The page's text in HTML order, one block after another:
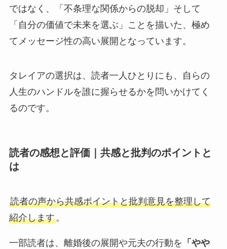
ではなく、「不条理な関係からの脱却」そして
「自分の価値で未来を選ぶ」ことを描いた、極め
てメッセージ性の高い展開となっています。
タレイアの選択は、読者一人ひとりにも、自らの
人生のハンドルを誰に握らせるかを問いかけてく
るのです。
読者の感想と評価｜共感と批判のポイントと
は
読者の声から共感ポイントと批判意見を整理して
紹介します。
一部読者は、離婚後の展開や元夫の行動を 「やや